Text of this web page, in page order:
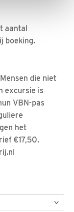
aantal
boeking.
die niet
excursie is
VBN-pas
het
€17,50.